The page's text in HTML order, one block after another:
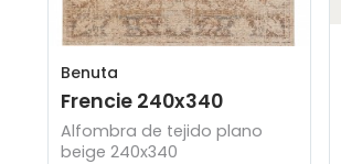
Benuta
Frencie 240x340
Alfombra de tejido plano
beige 240x340